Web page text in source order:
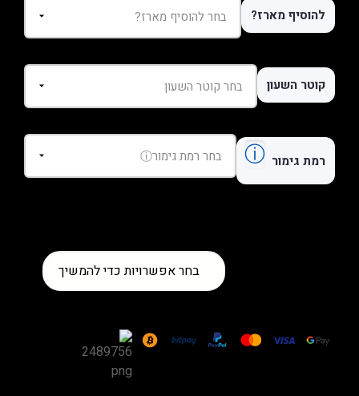
להוסיף מארז?
קוטר השעון
רמת גימור ⓘ
SuperOcean
בחר אפשרויות כדי להמשיך